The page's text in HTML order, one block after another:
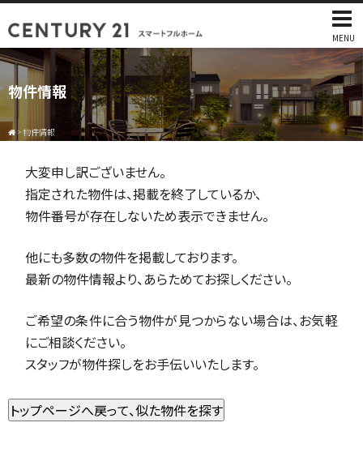
MENU
物件情報
>物件情報
大変申し訳ございません。
指定された物件は、掲載を終了しているか、
物件番号が存在しないため表示できません。
他にも多数の物件を掲載しております。
最新の物件情報より、あらためてお探しください。
ご希望の条件に合う物件が見つからない場合は、お気軽
にご相談ください。
スタッフが物件探しをお手伝いいたします。